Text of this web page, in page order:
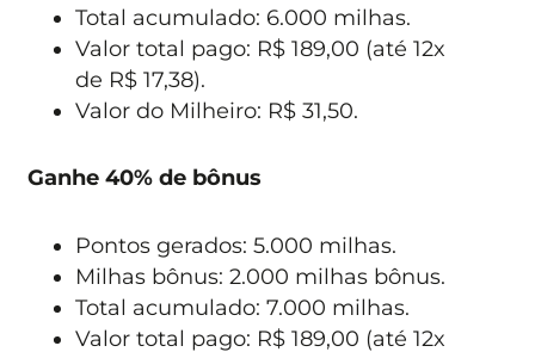
Total acumulado: 6.000 milhas.
Valor total pago: R$ 189,00 (até 12x
de R$ 17,38).
Valor do Milheiro: R$ 31,50.
Ganhe 40% de bônus
Pontos gerados: 5.000 milhas.
Milhas bônus: 2.000 milhas bônus.
Total acumulado: 7.000 milhas.
Valor total pago: R$ 189,00 (até 12x